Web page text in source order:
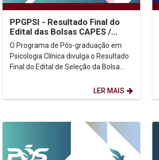
PPGPSI - Resultado Final do
Edital das Bolsas CAPES /
PROSUC
O Programa de Pós-graduação em
Psicologia Clínica divulga o Resultado
Final do Edital de Seleção da Bolsa
LER MAIS